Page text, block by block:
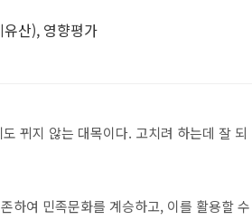
산), 영향평가
뀌지 않는 대목이다. 고치려 하는데 잘 되
하여 민족문화를 계승하고, 이를 활용할 수